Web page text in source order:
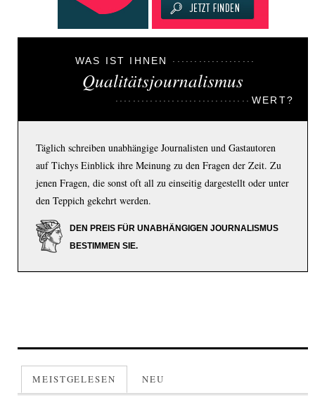
WAS IST IHNEN
Qualitätsjournalismus
WERT?
Täglich schreiben unabhängige Journalisten und Gastautoren
auf Tichys Einblick ihre Meinung zu den Fragen der Zeit. Zu
jenen Fragen, die sonst oft all zu einseitig dargestellt oder unter
den Teppich gekehrt werden.
DEN PREIS FÜR UNABHÄNGIGEN JOURNALISMUS
BESTIMMEN SIE.
MEISTGELESEN NEU